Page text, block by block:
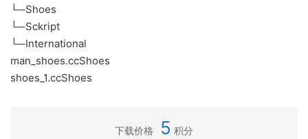
└─Shoes
└─Sckript
└─International
man_shoes.ccShoes
shoes_1.ccShoes
下载价格 5 积分